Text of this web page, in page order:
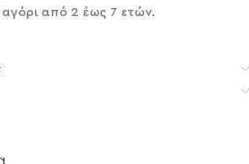
αγόρι από 2 έως 7 ετών.